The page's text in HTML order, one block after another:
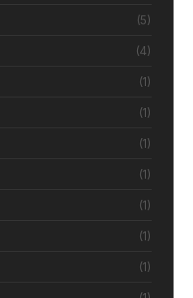
(5)
(4)
(1)
(1)
(1)
(1)
(1)
(1)
(1)